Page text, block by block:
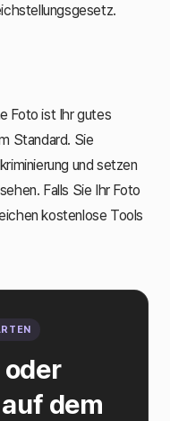
Foto ist Ihr gutes
Standard. Sie
und setzen
Falls Sie Ihr Foto
kostenlose Tools
dem